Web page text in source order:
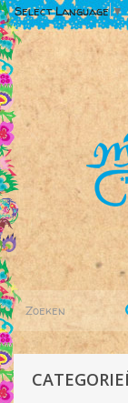
Select Language ▼